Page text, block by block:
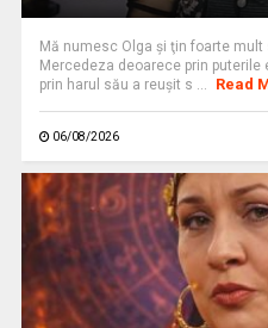
Mă numesc Olga şi ţin foarte
Mercedeza deoarece prin
prin harul său a reuşit s ...
Read
06/08/2026